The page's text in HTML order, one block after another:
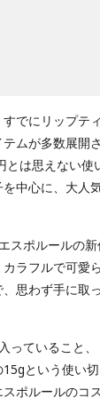
でにリップテ
ムが多数展開
とは思えない
中心に、大人
スポルールの
ラフルで可愛
思わず手に取
っていること
という使い
ポルールのコ